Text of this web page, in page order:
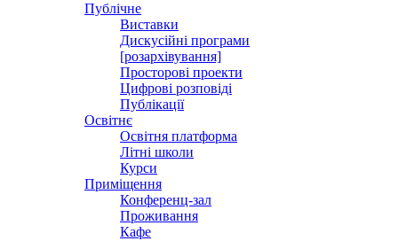
Публічне
Виставки
Дискусійні програми
[розархівування]
Просторові проекти
Цифрові розповіді
Публікації
Освітнє
Освітня платформа
Літні школи
Курси
Приміщення
Конференц-зал
Проживання
Кафе